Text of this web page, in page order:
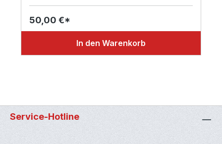
50,00 €*
In den Warenkorb
Service-Hotline